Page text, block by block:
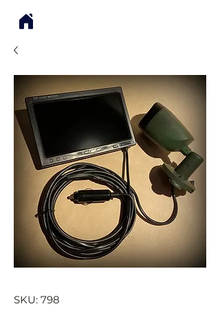
SKU: 798